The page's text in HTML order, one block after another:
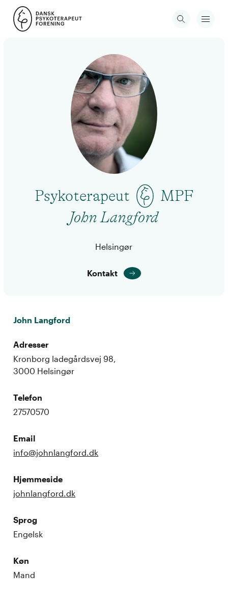
Psykoterapeut
MPF
John Langford
Helsingør
Kontakt
John Langford
Adresser
Kronborg ladegårdsvej 98,
3000 Helsingør
Telefon
27570570
Email
info@johnlangford.dk
Hjemmeside
johnlangford.dk
Sprog
Engelsk
Køn
Mand